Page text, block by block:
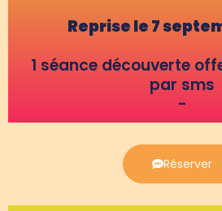
Reprise le 7
1 séance découverte
par sms
-
Réserver